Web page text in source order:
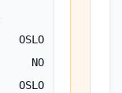
OSLO
NO
OSLO